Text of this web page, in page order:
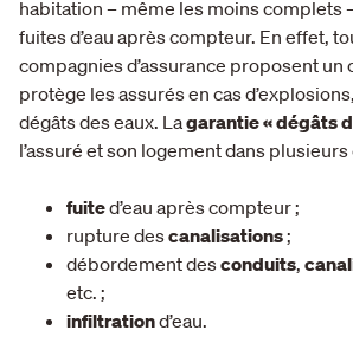
habitation – même les moins complets
fuites d’eau après compteur. En effet,
compagnies d’assurance proposent
protège les assurés en cas
dégâts des eaux. Lagarantie « dégâts
l’assuré et son logement dans plusieurs
fuited’eau après compteur ;
rupture descanalisations;
débordement desconduits,
etc. ;
infiltrationd’eau.